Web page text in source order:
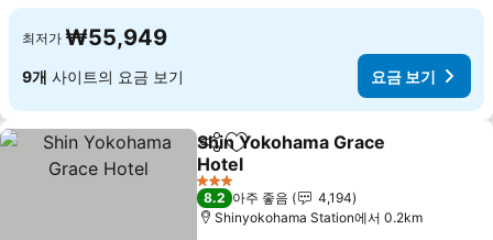
최저가 ₩55,949
9개 사이트의 요금 보기 요금 보기
공유 즐겨찾기에 추가
Shin Yokohama Grace
Hotel
요금 보기
3 성급
8.2 아주 좋음
4,194
Shinyokohama Station에서 0.2km